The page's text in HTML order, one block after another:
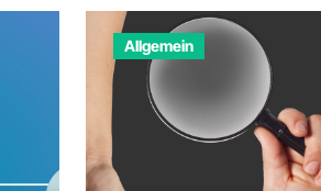
Allgemein